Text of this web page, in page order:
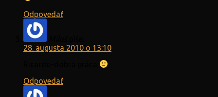
Odpovedať
28. augusta 2010 o 13:10
Odpovedať